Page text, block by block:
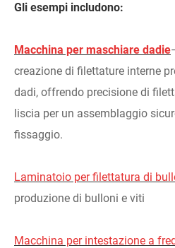
Gli esempi includono:
Macchina per maschiare dadie
creazione di filettature interne
dadi, offrendo precisione di
liscia per un assemblaggio
fissaggio.
Laminatoio per filettatura di
produzione di bulloni e viti
Macchina per intestazione a